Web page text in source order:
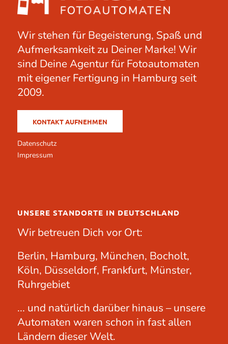
Wir stehen für Begeisterung, Spaß und
Aufmerksamkeit zu Deiner Marke! Wir
sind Deine Agentur für Fotoautomaten
mit eigener Fertigung in Hamburg seit
2009.
KONTAKT AUFNEHMEN
Datenschutz
Impressum
UNSERE STANDORTE IN DEUTSCHLAND
Wir betreuen Dich vor Ort:
Berlin, Hamburg, München, Bocholt,
Köln, Düsseldorf, Frankfurt, Münster,
Ruhrgebiet
... und natürlich darüber hinaus – unsere
Automaten waren schon in fast allen
Ländern dieser Welt.